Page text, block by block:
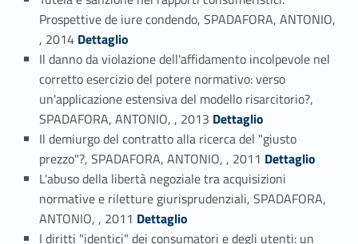
Prospettive de iure condendo, SPADAFORA, ANTONIO,
, 2014 Link identifier #identifier_person_151476-19
Dettaglio
Il danno da violazione dell'affidamento incolpevole nel
corretto esercizio del potere normativo: verso
un'applicazione estensiva del modello risarcitorio?,
SPADAFORA, ANTONIO, , 2013 Link identifier #identifier_person_180483-20
Dettaglio
Il demiurgo del contratto alla ricerca del "giusto
prezzo"?, SPADAFORA, ANTONIO, , 2011Link identifier #identifier_person_53125-21
Dettaglio
L'abuso della libertà negoziale tra acquisizioni
normative e riletture giurisprudenziali, SPADAFORA,
ANTONIO, , 2011 Link identifier #identifier_person_102542-22
Dettaglio
I diritti "identici" dei consumatori e degli utenti: un